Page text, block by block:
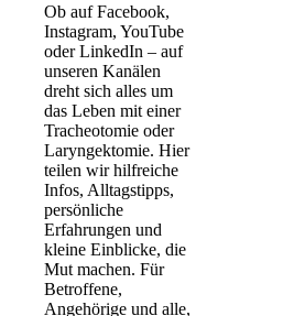
Ob auf Facebook,
Instagram, YouTube
oder LinkedIn – auf
unseren Kanälen
dreht sich alles um
das Leben mit einer
Tracheotomie oder
Laryngektomie. Hier
teilen wir hilfreiche
Infos, Alltagstipps,
persönliche
Erfahrungen und
kleine Einblicke, die
Mut machen. Für
Betroffene,
Angehörige und alle,